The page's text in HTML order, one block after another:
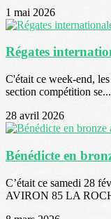
1 mai 2026
Régates
C'était ce week-end,
section compétition se...
28 avril 2026
Bénédicte en
C’était ce samedi 28
AVIRON 85 LA